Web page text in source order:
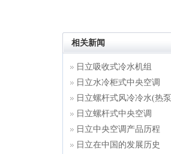
相关新闻
日立吸收式冷水机组
日立水冷柜式中央空调
日立螺杆式风冷冷水(热
日立螺杆式中央空调
日立中央空调产品历程
日立在中国的发展历史